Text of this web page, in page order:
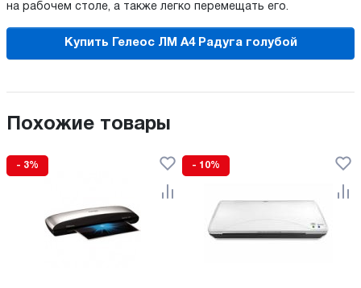
на рабочем столе, а также легко перемещать его.
Купить Гелеос ЛМ A4 Радуга голубой
Похожие товары
- 3% - 10%